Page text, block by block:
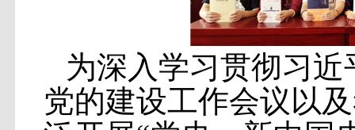
为深入学习贯彻习
党的建设工作会议以